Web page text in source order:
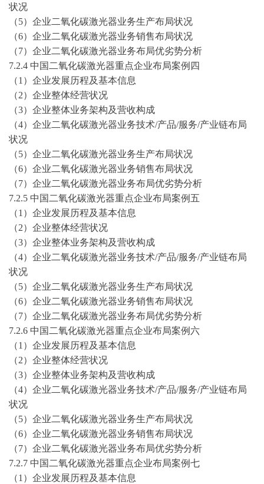
状况
（5）企业二氧化碳激光器业务生产布局状况
（6）企业二氧化碳激光器业务销售布局状况
（7）企业二氧化碳激光器业务布局优劣势分析
7.2.4 中国二氧化碳激光器重点企业布局案例四
（1）企业发展历程及基本信息
（2）企业整体经营状况
（3）企业整体业务架构及营收构成
（4）企业二氧化碳激光器业务技术/产品/服务/产业链布局
状况
（5）企业二氧化碳激光器业务生产布局状况
（6）企业二氧化碳激光器业务销售布局状况
（7）企业二氧化碳激光器业务布局优劣势分析
7.2.5 中国二氧化碳激光器重点企业布局案例五
（1）企业发展历程及基本信息
（2）企业整体经营状况
（3）企业整体业务架构及营收构成
（4）企业二氧化碳激光器业务技术/产品/服务/产业链布局
状况
（5）企业二氧化碳激光器业务生产布局状况
（6）企业二氧化碳激光器业务销售布局状况
（7）企业二氧化碳激光器业务布局优劣势分析
7.2.6 中国二氧化碳激光器重点企业布局案例六
（1）企业发展历程及基本信息
（2）企业整体经营状况
（3）企业整体业务架构及营收构成
（4）企业二氧化碳激光器业务技术/产品/服务/产业链布局
状况
（5）企业二氧化碳激光器业务生产布局状况
（6）企业二氧化碳激光器业务销售布局状况
（7）企业二氧化碳激光器业务布局优劣势分析
7.2.7 中国二氧化碳激光器重点企业布局案例七
（1）企业发展历程及基本信息